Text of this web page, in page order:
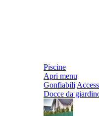
Piscine
Apri menu
Gonfiabili
Docce da